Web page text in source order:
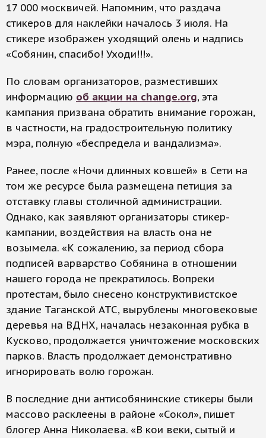
17 000 москвичей. Напомним, что раздача
стикеров для наклейки началось 3 июля. На
стикере изображен уходящий олень и надпись
«Собянин, спасибо! Уходи!!!».
По словам организаторов, разместивших
информацию об акции на change.org, эта
кампания призвана обратить внимание горожан,
в частности, на градостроительную политику
мэра, полную «беспредела и вандализма».
Ранее, после «Ночи длинных ковшей» в Сети на
том же ресурсе была размещена петиция за
отставку главы столичной администрации.
Однако, как заявляют организаторы стикер-
кампании, воздействия на власть она не
возымела. «К сожалению, за период сбора
подписей варварство Собянина в отношении
нашего города не прекратилось. Вопреки
протестам, было снесено конструктивистское
здание Таганской АТС, вырублены многовековые
деревья на ВДНХ, началась незаконная рубка в
Кусково, продолжается уничтожение московских
парков. Власть продолжает демонстративно
игнорировать волю горожан.
В последние дни антисобянинские стикеры были
массово расклеены в районе «Сокол», пишет
блогер Анна Николаева. «В кои веки, сытый и